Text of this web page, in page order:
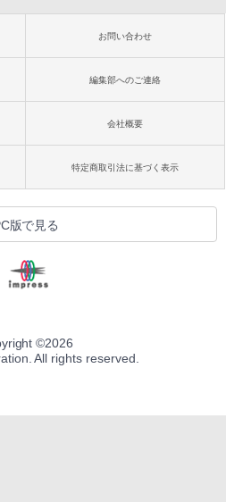
お問い合わせ
編集部へのご連絡
会社概要
特定商取引法に基づく表示
版で見る
©2026
All rights reserved.